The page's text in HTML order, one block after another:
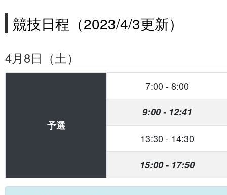
競技日程（2023/4/3更新）
4月8日（土）
予選
7:00 -8:00
9:00- 12:41
13:30 - 14:30
15:00- 17:50